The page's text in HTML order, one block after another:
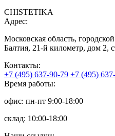
CHISTETIKA
Адрес:
Московская область,
Балтия, 21-й километр, дом 2,
Контакты:
+7 (495) 637-90-79 +7 (495)
Время работы:
офис: пн-пт 9:00-18:00
склад: 10:00-18:00